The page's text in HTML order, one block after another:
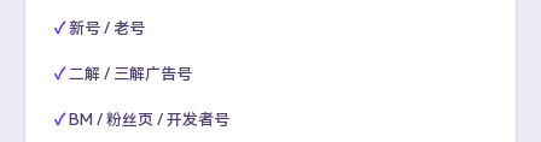
新号 / 老号
二解 / 三解广告号
BM / 粉丝页 / 开发者号